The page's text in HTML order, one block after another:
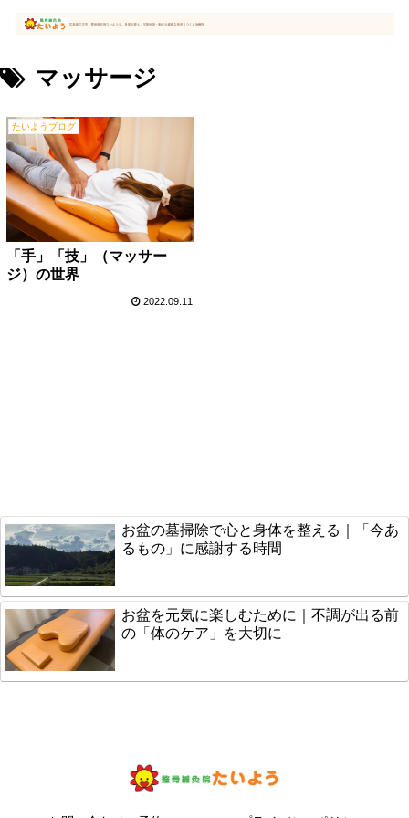
マッサージ
たいようブログ
「手」「技」（マッサー
ジ）の世界
2022.09.11
お盆の墓掃除で心と身体を整える｜「今あ
るもの」に感謝する時間
お盆を元気に楽しむために｜不調が出る前
の「体のケア」を大切に